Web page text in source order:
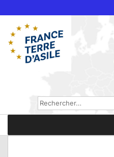
Rechercher :